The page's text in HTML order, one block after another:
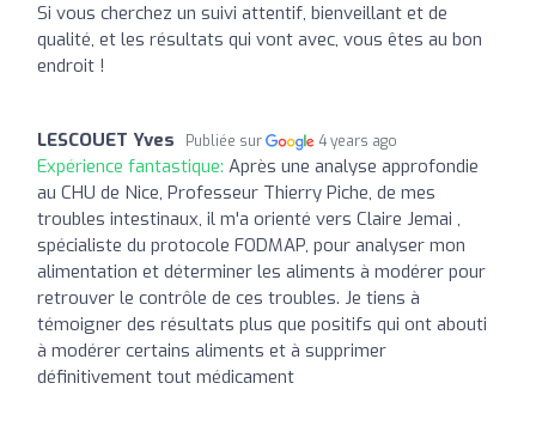
Si vous cherchez un suivi attentif, bienveillant et de
qualité, et les résultats qui vont avec, vous êtes au bon
endroit !
LESCOUET Yves Publiée sur 4 years ago
Expérience fantastique: Après une analyse approfondie
au CHU de Nice, Professeur Thierry Piche, de mes
troubles intestinaux, il m'a orienté vers Claire Jemai ,
spécialiste du protocole FODMAP, pour analyser mon
alimentation et déterminer les aliments à modérer pour
retrouver le contrôle de ces troubles. Je tiens à
témoigner des résultats plus que positifs qui ont abouti
à modérer certains aliments et à supprimer
définitivement tout médicament